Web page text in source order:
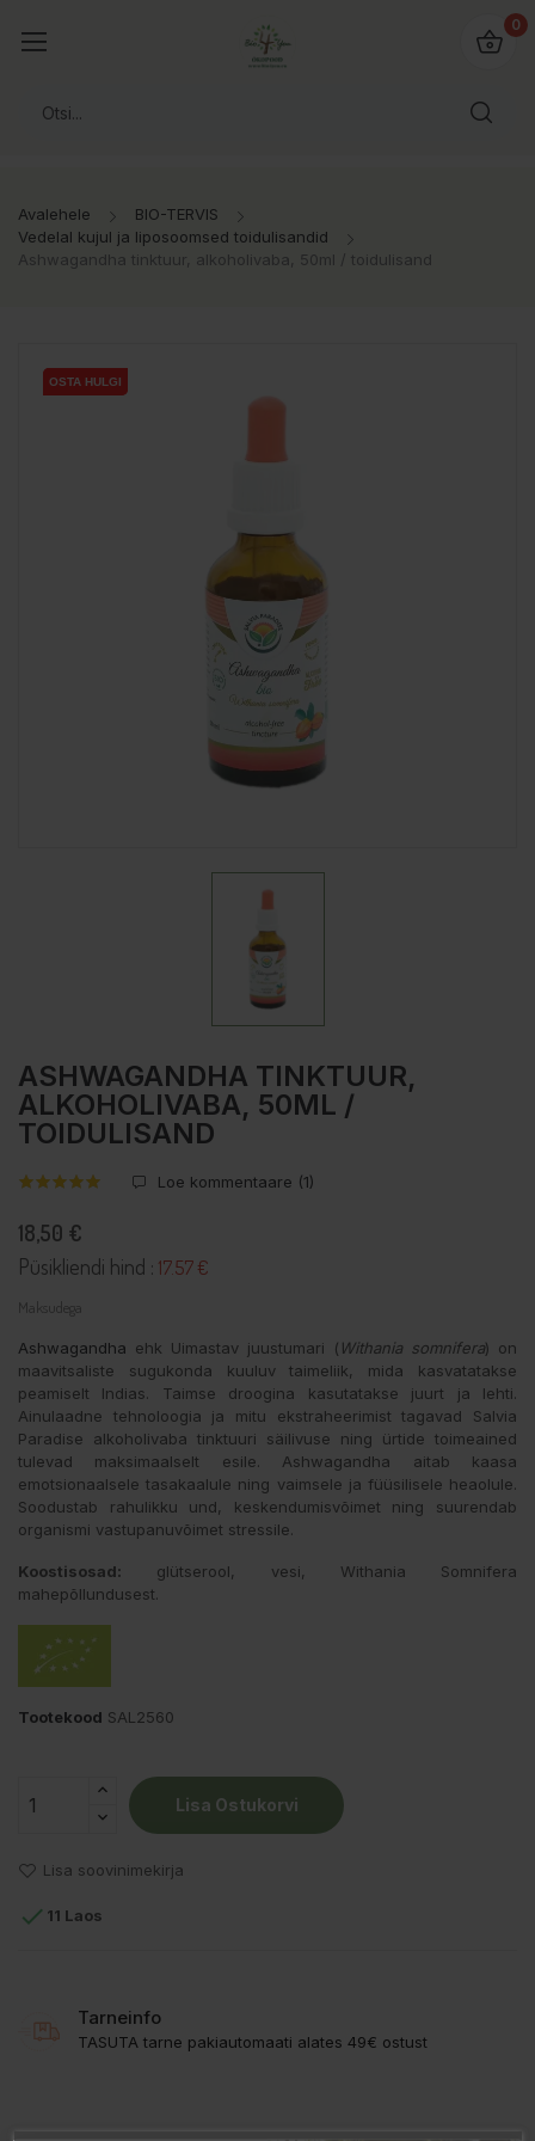
0
Avalehele
BIO-TERVIS
Vedelal kujul ja liposoomsed toidulisandid
Ashwagandha tinktuur, alkoholivaba, 50ml / toidulisand
OSTA HULGI
OSTA HULGI
ASHWAGANDHA TINKTUUR,
ALKOHOLIVABA, 50ML /
TOIDULISAND
Loe kommentaare (1)
18,50 €
Püsikliendi hind : 17.57 €
Maksudega
Ashwagandha ehk Uimastav juustumari ( Withania somnifera) on
maavitsaliste sugukonda kuuluv taimeliik, mida kasvatatakse
peamiselt Indias. Taimse droogina kasutatakse juurt ja lehti.
Ainulaadne tehnoloogia ja mitu ekstraheerimist tagavad Salvia
Paradise alkoholivaba tinktuuri säilivuse ning ürtide toimeained
tulevad maksimaalselt esile. Ashwagandha aitab kaasa
emotsionaalsele tasakaalule ning vaimsele ja füüsilisele heaolule.
Soodustab rahulikku und, keskendumisvõimet ning suurendab
organismi vastupanuvõimet stressile.
Koostisosad: glütserool, vesi, Withania Somnifera
mahepõllundusest.
Tootekood SAL2560
Lisa Ostukorvi
Lisa soovinimekirja
 11 Laos
Tarneinfo
TASUTA tarne pakiautomaati alates 49€ ostust